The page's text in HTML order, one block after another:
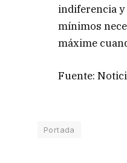
indiferencia y
mínimos
máxime
Fuente:
Portada